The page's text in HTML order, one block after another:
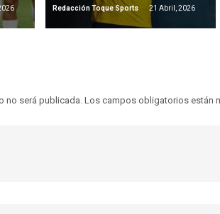
Redacción Toque Sports 21 Abril, 2026
no será publicada. Los campos obligatorios están